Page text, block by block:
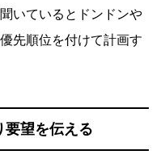
いているとドンドンや
先順位を付けて計画す
要望を伝える